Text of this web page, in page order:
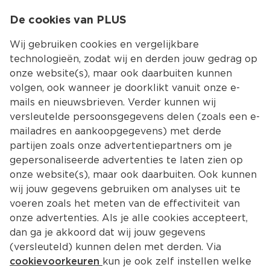
Kies jouw
Terug Producten
De cookies van PLUS
Wij gebruiken cookies en vergelijkbare
technologieën, zodat wij en derden jouw gedrag op
onze website(s), maar ook daarbuiten kunnen
volgen, ook wanneer je doorklikt vanuit onze e-
mails en nieuwsbrieven. Verder kunnen wij
versleutelde persoonsgegevens delen (zoals een e-
mailadres en aankoopgegevens) met derde
partijen zoals onze advertentiepartners om je
gepersonaliseerde advertenties te laten zien op
onze website(s), maar ook daarbuiten. Ook kunnen
wij jouw gegevens gebruiken om analyses uit te
voeren zoals het meten van de effectiviteit van
onze advertenties. Als je alle cookies accepteert,
dan ga je akkoord dat wij jouw gegevens
(versleuteld) kunnen delen met derden. Via
cookievoorkeuren kun je ook zelf instellen welke